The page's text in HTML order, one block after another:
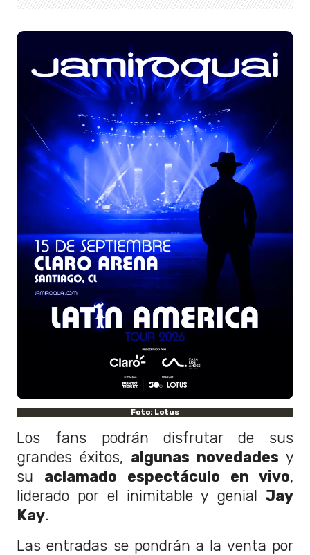
Foto: Lotus
Los fans podrán disfrutar de sus
grandes éxitos, algunas novedades y
su aclamado espectáculo en vivo,
liderado por el inimitable y genial Jay
Kay.
Las entradas se pondrán a la venta por